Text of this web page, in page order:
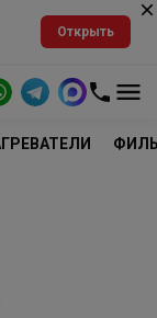
Открыть